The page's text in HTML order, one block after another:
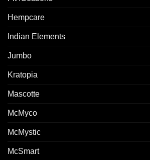
Hempcare
Indian Elements
Jumbo
Kratopia
Mascotte
McMyco
McMystic
McSmart